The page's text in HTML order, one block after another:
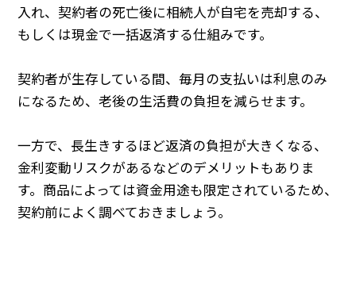
入れ、契約者の死亡後に相続人が自宅を売却する、
もしくは現金で一括返済する仕組みです。
契約者が生存している間、毎月の支払いは利息のみ
になるため、老後の生活費の負担を減らせます。
一方で、長生きするほど返済の負担が大きくなる、
金利変動リスクがあるなどのデメリットもありま
す。商品によっては資金用途も限定されているため、
契約前によく調べておきましょう。